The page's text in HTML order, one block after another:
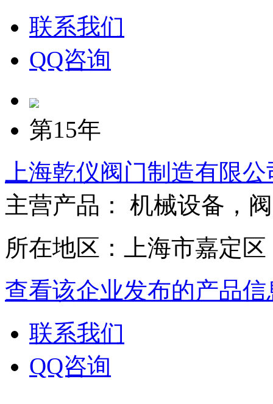
联系我们
QQ咨询
第15年
上海乾仪阀门制造有限公
主营产品： 机械设备，
所在地区：上海市嘉定区
查看该企业发布的产品信
联系我们
QQ咨询